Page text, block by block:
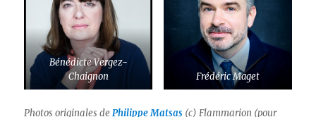
Bénédicte Vergez-
Chaignon
Frédéric Maget
Photos originales dePhilippe Matsas (c) Flammarion (pour